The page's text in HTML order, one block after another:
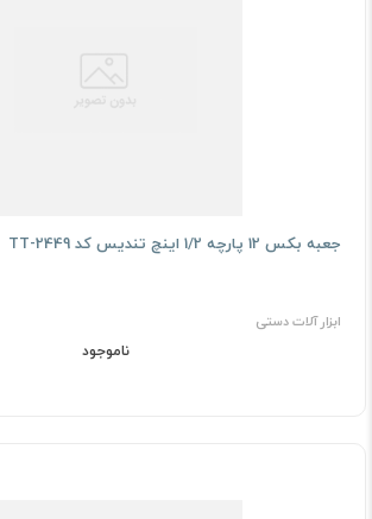
جعبه بکس 12 پارچه 1/2 اینچ تندیس کد TT-2449
ابزار آلات دستی
ناموجود